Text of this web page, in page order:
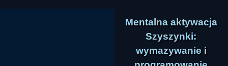
Mentalna aktywacja
Szyszynki:
wymazywanie i